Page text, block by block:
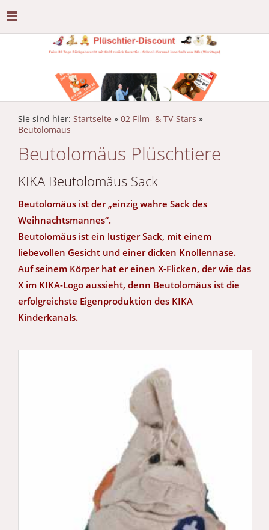
Sie sind hier: Startseite » 02 Film- & TV-Stars »
Beutolomäus
Beutolomäus Plüschtiere
KIKA Beutolomäus Sack
Beutolomäus ist der „einzig wahre Sack des
Weihnachtsmannes“.
Beutolomäus ist ein lustiger Sack, mit einem
liebevollen Gesicht und einer dicken Knollennase.
Auf seinem Körper hat er einen X-Flicken, der wie das
X im KIKA-Logo aussieht, denn Beutolomäus ist die
erfolgreichste Eigenproduktion des KIKA
Kinderkanals.